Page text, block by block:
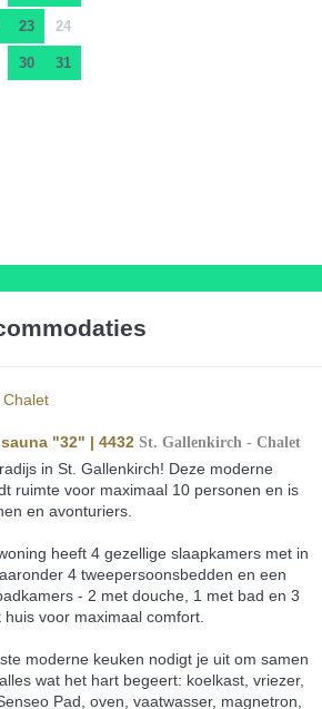
23 24
30 31
"32" | 4432 St. Gallenkirch - Chalet
in St. Gallenkirch! Deze moderne
ruimte voor maximaal 10 personen en is
en avonturiers.
heeft 4 gezellige slaapkamers met in
4 tweepersoonsbedden en een
- 2 met douche, 1 met bad en 3
voor maximaal comfort.
moderne keuken nodigt je uit om samen
wat het hart begeert: koelkast, vriezer,
Pad, oven, vaatwasser, magnetron,